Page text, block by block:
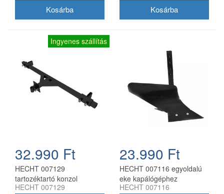
Ingyenes szállítás
32.990 Ft
HECHT 007129
tartozéktartó konzol
kapálógéphez (7100, 796,
HECHT 007129
23.990 Ft
HECHT 007116 egyoldalú
eke kapálógéphez
HECHT 007116